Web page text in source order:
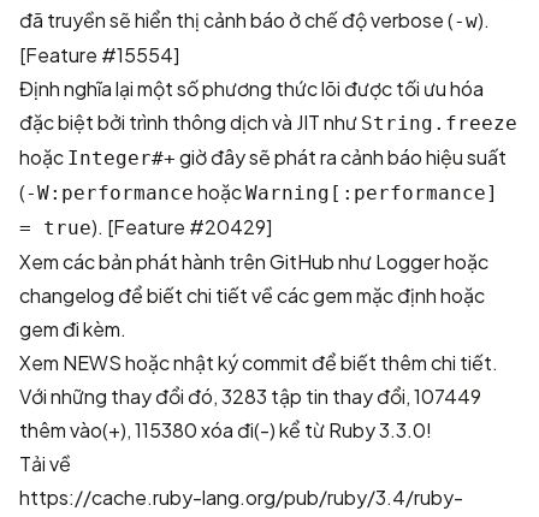
đã truyền sẽ hiển thị cảnh báo ở chế độ verbose (-w).
[Feature #15554]
Định nghĩa lại một số phương thức lõi được tối ưu hóa
đặc biệt bởi trình thông dịch và JIT như String.freeze
hoặc Integer#+ giờ đây sẽ phát ra cảnh báo hiệu suất
(-W:performance hoặcWarning[:performance]
= true). [Feature #20429]
Xem các bản phát hành trên GitHub nhưLoggerhoặc
changelog để biết chi tiết về các gem mặc định hoặc
gem đi kèm.
Xem NEWShoặcnhật ký commit để biết thêm chi tiết.
Với những thay đổi đó,3283 tập tin thay đổi, 107449
thêm vào(+), 115380 xóa đi(-)kể từ Ruby 3.3.0!
Tải về
https://cache.ruby-lang.org/pub/ruby/3.4/ruby-